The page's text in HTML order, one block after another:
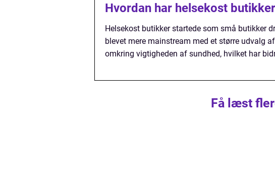
Hvordan har helsekost
Helsekost butikker startede som små butikker
blevet mere mainstream med et større udvalg
omkring vigtigheden af sundhed, hvilket har
Få læst